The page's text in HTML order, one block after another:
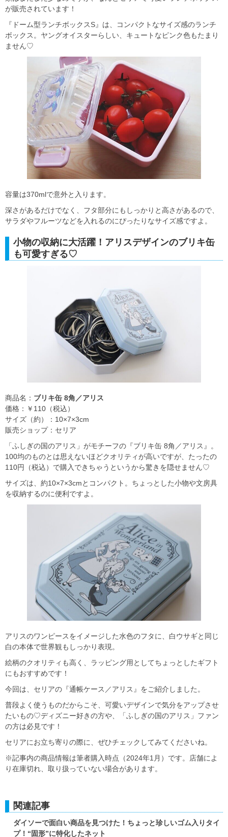
が販売されています！
『ドーム型ランチボックスS』は、コンパクトなサイズ感のランチ
ボックス。ヤングオイスターらしい、キュートなピンク色もたまり
ません♡
容量は370mlで意外と入ります。
深さがあるだけでなく、フタ部分にもしっかりと高さがあるので、
サラダやフルーツなどを入れるのにぴったりなサイズ感ですよ。
小物の収納に大活躍！アリスデザインのブリキ缶
も可愛すぎる♡
商品名： ブリキ缶 8角／アリス
価格：￥110（税込）
サイズ（約）：10×7×3cm
販売ショップ：セリア
「ふしぎの国のアリス」がモチーフの『ブリキ缶 8角／アリス』。
100均のものとは思えないほどクオリティが高いですが、たったの
110円（税込）で購入できちゃうというから驚きを隠せません♡
サイズは、約10×7×3cmとコンパクト。ちょっとした小物や文房具
を収納するのに便利ですよ。
アリスのワンピースをイメージした水色のフタに、白ウサギと同じ
白の本体で世界観もしっかり表現。
絵柄のクオリティも高く、ラッピング用としてちょっとしたギフト
にもおすすめです！
今回は、セリアの『通帳ケース／アリス』をご紹介しました。
普段よく使うものだからこそ、可愛いデザインで気分をアップさせ
たいもの♡ディズニー好きの方や、「ふしぎの国のアリス」ファン
の方は必見です！
セリアにお立ち寄りの際に、ぜひチェックしてみてくださいね。
※記事内の商品情報は筆者購入時点（2024年1月）です。店舗によ
り在庫切れ、取り扱っていない場合があります。
関連記事
ダイソーで面白い商品を見つけた！ちょっと珍しいゴム入りタイ
プ！“固形”に特化したネット